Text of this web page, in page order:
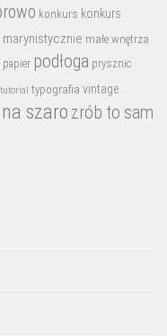
konkurs konkurs
marynistycznie małe wnętrza
papier podłoga prysznic
tutorial typografia vintage
szaro zrób to sam